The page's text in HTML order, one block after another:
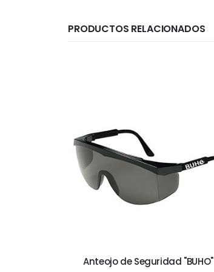
PRODUCTOS RELACIONADOS
Anteojo de Seguridad "BUHO"